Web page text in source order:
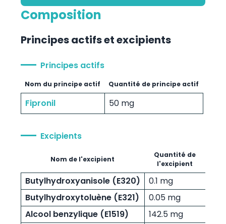
Composition
Principes actifs et excipients
Principes actifs
Nom du principe actif Quantité de principe actif
Fipronil 50 mg
Excipients
Nom de l'excipient
Quantité de
l'excipient
Butylhydroxyanisole (E320)
0.1 mg
Butylhydroxytoluène (E321)
0.05 mg
Alcool benzylique (E1519)
142.5 mg